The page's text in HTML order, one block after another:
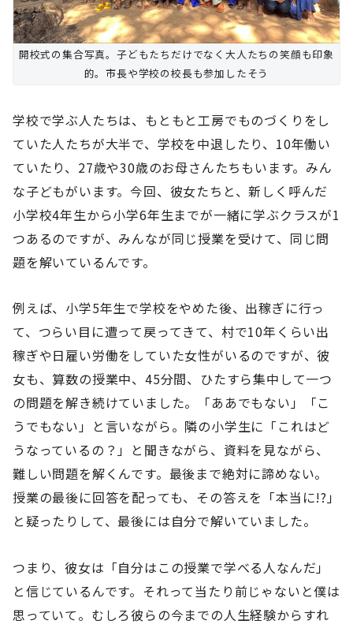
開校式の集合写真。子どもたちだけでなく大人たちの笑顔も印象
的。市長や学校の校長も参加したそう
学校で学ぶ人たちは、もともと工房でものづくりをし
ていた人たちが大半で、学校を中退したり、10年働い
ていたり、27歳や30歳のお母さんたちもいます。みん
な子どもがいます。今回、彼女たちと、新しく呼んだ
小学校4年生から小学6年生までが一緒に学ぶクラスが1
つあるのですが、みんなが同じ授業を受けて、同じ問
題を解いているんです。
例えば、小学5年生で学校をやめた後、出稼ぎに行っ
て、つらい目に遭って戻ってきて、村で10年くらい出
稼ぎや日雇い労働をしていた女性がいるのですが、彼
女も、算数の授業中、45分間、ひたすら集中して一つ
の問題を解き続けていました。「ああでもない」「こ
うでもない」と言いながら。隣の小学生に「これはど
うなっているの？」と聞きながら、資料を見ながら、
難しい問題を解くんです。最後まで絶対に諦めない。
授業の最後に回答を配っても、その答えを「本当に!?」
と疑ったりして、最後には自分で解いていました。
つまり、彼女は「自分はこの授業で学べる人なんだ」
と信じているんです。それって当たり前じゃないと僕は
思っていて。むしろ彼らの今までの人生経験からすれ